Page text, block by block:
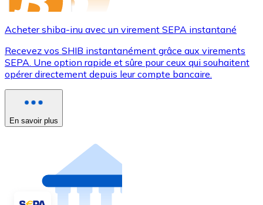
Acheter shiba-inu avec un virement SEPA instantané
Recevez vos SHIB instantanément grâce aux virements
SEPA. Une option rapide et sûre pour ceux qui souhaitent
opérer directement depuis leur compte bancaire.
En savoir plus